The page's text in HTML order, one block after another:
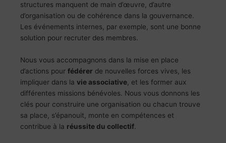
structures manquent de main d’œuvre, d’autre
d’organisation ou de cohérence dans la gouvernance.
Les événements internes, par exemple, sont une bonne
solution pour recruter des membres.
Nous vous accompagnons dans la mise en place
d’actions pour fédérer de nouvelles forces vives, les
impliquer dans la vie associative, et les former aux
différentes missions bénévoles. Nous vous donnons les
clés pour construire une organisation ou chacun trouve
sa place, s’épanouit, monte en compétences et
contribue à la réussite du collectif.